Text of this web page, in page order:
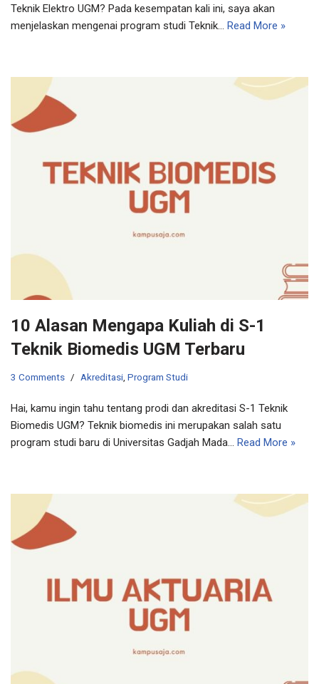
Teknik Elektro UGM? Pada kesempatan kali ini, saya akan
menjelaskan mengenai program studi Teknik… Read More »
10 Alasan Mengapa Kuliah di S-1
Teknik Biomedis UGM Terbaru
3 Comments Akreditasi, Program Studi
Hai, kamu ingin tahu tentang prodi dan akreditasi S-1 Teknik
Biomedis UGM? Teknik biomedis ini merupakan salah satu
program studi baru di Universitas Gadjah Mada… Read More »